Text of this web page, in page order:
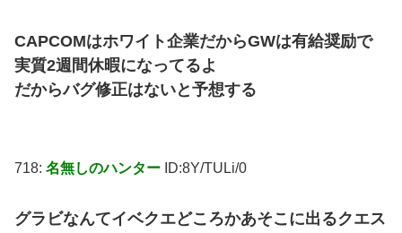
CAPCOMはホワイト企業だからGWは有給奨励で
実質2週間休暇になってるよ
だからバグ修正はないと予想する
718: 名無しのハンター ID:8Y/TULi/0
グラビなんてイベクエどころかあそこに出るクエス